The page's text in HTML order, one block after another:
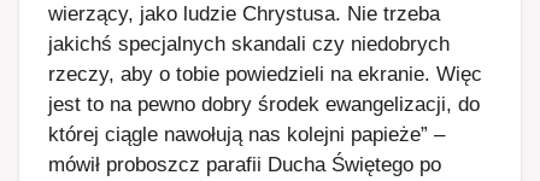
wierzący, jako ludzie Chrystusa. Nie trzeba
jakichś specjalnych skandali czy niedobrych
rzeczy, aby o tobie powiedzieli na ekranie. Więc
jest to na pewno dobry środek ewangelizacji, do
której ciągle nawołują nas kolejni papieże” –
mówił proboszcz parafii Ducha Świętego po